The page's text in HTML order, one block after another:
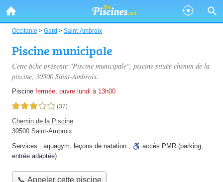
Occitanie > Gard > Saint-Ambroix
Piscine municipale
Cette fiche présente "Piscine municipale", piscine située chemin de la
piscine, 30500 Saint-Ambroix.
Piscine fermée, ouvre lundi à 13h00
3,0 étoiles sur 5 (37)
Chemin de la Piscine
30500 Saint-Ambroix
Services : aquagym, leçons de natation , accès PMR (parking,
entrée adaptée)
📞 Appeler cette piscine